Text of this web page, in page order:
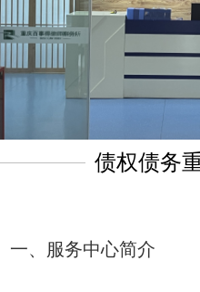
债权债务
一、服务中心简介